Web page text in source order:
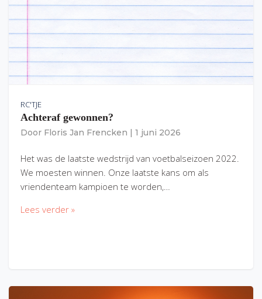
RC'TJE
Achteraf gewonnen?
Door Floris Jan Frencken 1 juni 2026
Het was de laatste wedstrijd van voetbalseizoen 2022.
We moesten winnen. Onze laatste kans om als
vriendenteam kampioen te worden,…
Lees verder »